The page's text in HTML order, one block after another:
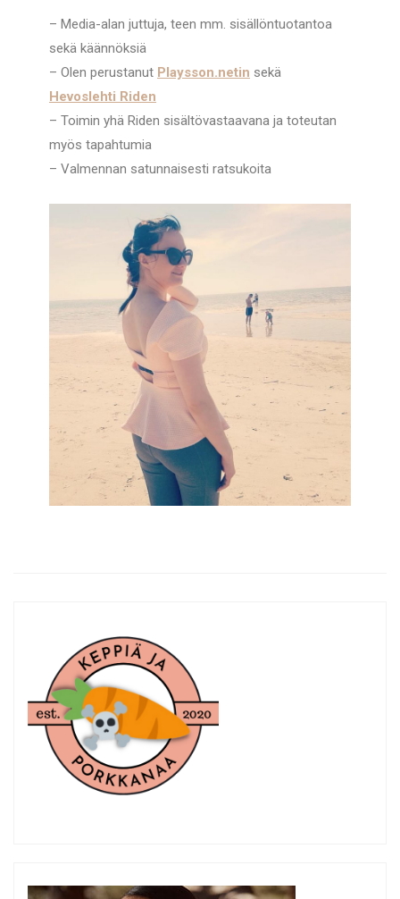
– Media-alan juttuja, teen mm. sisällöntuotantoa
sekä käännöksiä
– Olen perustanut Playsson.netin sekä
Hevoslehti Riden
– Toimin yhä Riden sisältövastaavana ja toteutan
myös tapahtumia
– Valmennan satunnaisesti ratsukoita